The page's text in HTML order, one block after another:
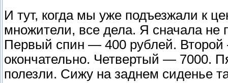
И тут, когда мы уже подъезжали к
множители, все дела. Я сначала не
Первый спин — 400 рублей.
окончательно. Четвертый — 7000.
полезли. Сижу на заднем сиденье